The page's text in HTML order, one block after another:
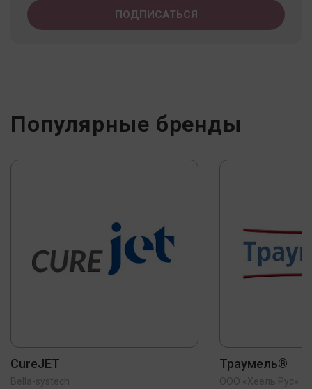
Популярные бренды
CureJET
Bella-systech
Траумель®
ООО «Хеель Рус»